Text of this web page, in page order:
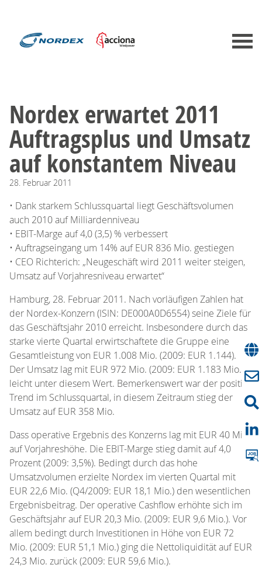
Nordex erwartet 2011
Auftragsplus und Umsatz
auf konstantem Niveau
28. Februar 2011
• Dank starkem Schlussquartal liegt Geschäftsvolumen
auch 2010 auf Milliardenniveau
• EBIT-Marge auf 4,0 (3,5) % verbessert
• Auftragseingang um 14% auf EUR 836 Mio. gestiegen
• CEO Richterich: „Neugeschäft wird 2011 weiter steigen,
Umsatz auf Vorjahresniveau erwartet“
Hamburg, 28. Februar 2011. Nach vorläufigen Zahlen hat
der Nordex-Konzern (ISIN: DE000A0D6554) seine Ziele für
das Geschäftsjahr 2010 erreicht. Insbesondere durch das
starke vierte Quartal erwirtschaftete die Gruppe eine
Gesamtleistung von EUR 1.008 Mio. (2009: EUR 1.144).
Der Umsatz lag mit EUR 972 Mio. (2009: EUR 1.183 Mio.)
leicht unter diesem Wert. Bemerkenswert war der positive
Trend im Schlussquartal, in diesem Zeitraum stieg der
Umsatz auf EUR 358 Mio.
Dass operative Ergebnis des Konzerns lag mit EUR 40 Mio.
auf Vorjahreshöhe. Die EBIT-Marge stieg damit auf 4,0
Prozent (2009: 3,5%). Bedingt durch das hohe
Umsatzvolumen erzielte Nordex im vierten Quartal mit
EUR 22,6 Mio. (Q4/2009: EUR 18,1 Mio.) den wesentlichen
Ergebnisbeitrag. Der operative Cashflow erhöhte sich im
Geschäftsjahr auf EUR 20,3 Mio. (2009: EUR 9,6 Mio.). Vor
allem bedingt durch Investitionen in Höhe von EUR 72
Mio. (2009: EUR 51,1 Mio.) ging die Nettoliquidität auf EUR
24,3 Mio. zurück (2009: EUR 59,6 Mio.).